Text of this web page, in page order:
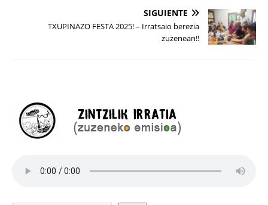
SIGUIENTE
TXUPINAZO FESTA 2025! – Irratsaio berezia
zuzenean!!